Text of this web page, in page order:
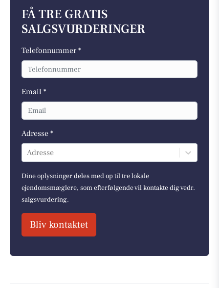
FÅ TRE GRATIS
SALGSVURDERINGER
Telefonnummer *
Email *
Adresse *
Adresse
Dine oplysninger deles med op til tre lokale
ejendomsmæglere, som efterfølgende vil kontakte dig vedr.
salgsvurdering.
Bliv kontaktet